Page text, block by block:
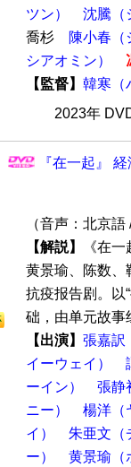
ツン）
沈騰（
喬杉
陳小春（
シアオミン）
【監督】 韓寒（
2023年
『在一起』
（音声：北京
【解説】
《在
黄景瑜、陈数、
抗疫报告剧。以
础，由单元故事
【出演】 張嘉訳
イーウェイ）
ーイン）
張静
ニー）
楊洋（
イ）
朱亜文（
ー）
黄景瑜（